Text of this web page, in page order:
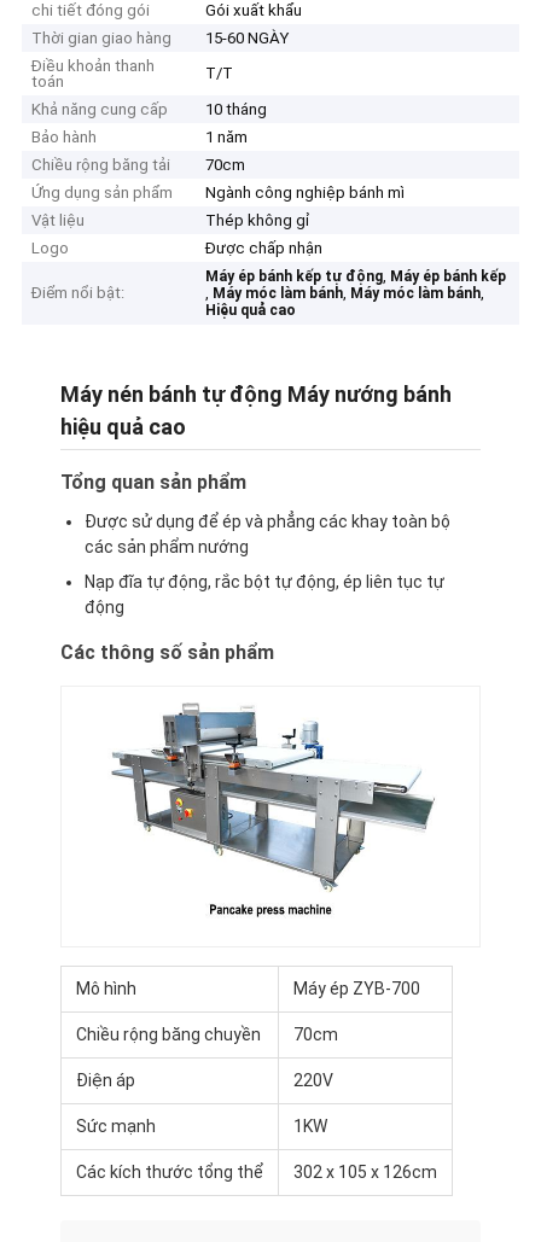
chi tiết đóng gói
Gói xuất khẩu
Thời gian giao hàng
15-60 NGÀY
Điều khoản thanh
toán
T/T
Khả năng cung cấp
10 tháng
Bảo hành
1 năm
Chiều rộng băng tải
70cm
Ứng dụng sản phẩm
Ngành công nghiệp bánh mì
Vật liệu
Thép không gỉ
Logo
Được chấp nhận
Điểm nổi bật:
Máy ép bánh kếp tự động, Máy ép bánh kếp
, Máy móc làm bánh, Máy móc làm bánh,
Hiệu quả cao
Máy nén bánh tự động Máy nướng bánh
hiệu quả cao
Tổng quan sản phẩm
Được sử dụng để ép và phẳng các khay toàn bộ
các sản phẩm nướng
Nạp đĩa tự động, rắc bột tự động, ép liên tục tự
động
Các thông số sản phẩm
Mô hình Máy ép ZYB-700
Chiều rộng băng chuyền 70cm
Điện áp 220V
Sức mạnh 1KW
Các kích thước tổng thể 302 x 105 x 126cm